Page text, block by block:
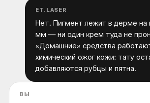
ET.LASER
Нет. Пигмент лежит в дерме на
мм — ни один крем туда не
«Домашние» средства
химический ожог кожи: тату
добавляются рубцы и пятна.
ВЫ